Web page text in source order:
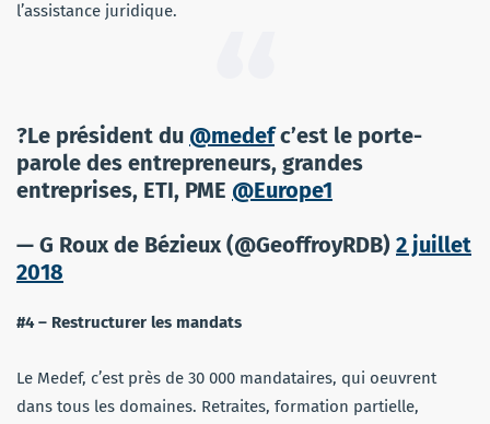
l’assistance juridique.
?Le président du @medefc’est le porte-
parole des entrepreneurs, grandes
entreprises, ETI, PME @Europe1
— G Roux de Bézieux (@GeoffroyRDB) 2 juillet
2018
#4 – Restructurer les mandats
Le Medef, c’est près de 30 000 mandataires, qui oeuvrent
dans tous les domaines. Retraites, formation partielle,